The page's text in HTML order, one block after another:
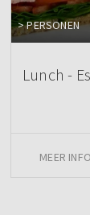
> PERSONEN
Lunch -
MEER